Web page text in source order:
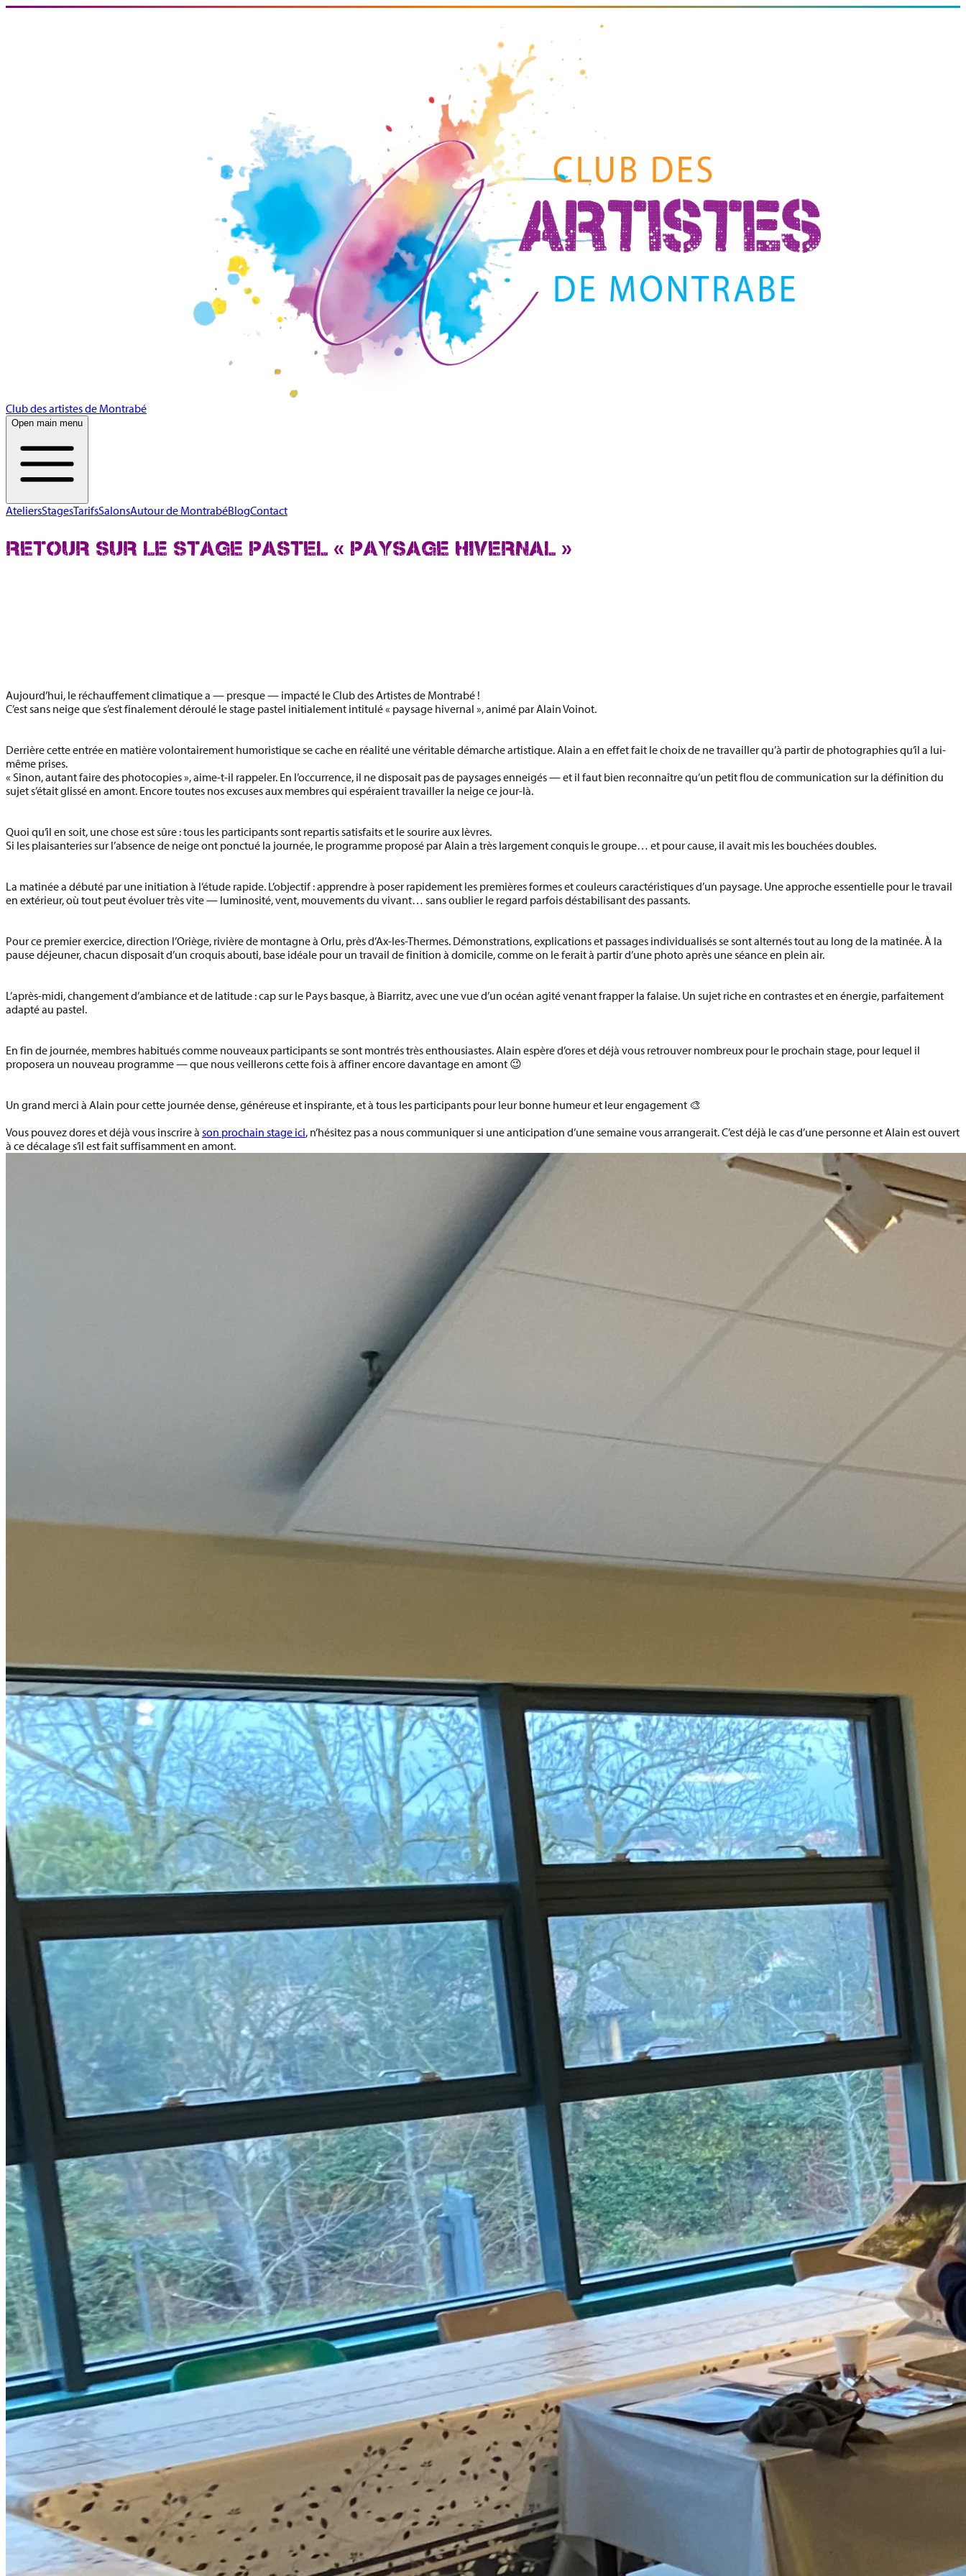
Club des artistes de Montrabé
Open main menu
AteliersStagesTarifsSalonsAutour de MontrabéBlogContact
RETOUR SUR LE STAGE PASTEL « PAYSAGE HIVERNAL »
Aujourd’hui, le réchauffement climatique a — presque — impacté le Club des Artistes de Montrabé !
C’estsans neigeque s’est finalement déroulé le stage pastel initialement intitulé« paysage hivernal », animé parAlain Voinot.
Derrière cette entrée en matière volontairement humoristique se cache en réalité unevéritable démarche artistique. Alain a en effet fait le choix de ne travailler qu’à partir de photographies qu’il a lui-
même prises.
« Sinon, autant faire des photocopies », aime-t-il rappeler. En l’occurrence, il ne disposait pas de paysages enneigés — et il faut bien reconnaître qu’un petit flou de communication sur la définition du
sujet s’était glissé en amont. Encore toutes nos excuses aux membres qui espéraient travailler la neige ce jour-là.
Quoi qu’il en soit, une chose est sûre :tous les participants sont repartis satisfaits et le sourire aux lèvres.
Si les plaisanteries sur l’absence de neige ont ponctué la journée, le programme proposé par Alain a très largement conquis le groupe… et pour cause, il avait mis les bouchées doubles.
La matinée a débuté par une initiation à l’étude rapide. L’objectif : apprendre à poser rapidement les premières formes et couleurs caractéristiques d’un paysage. Une approche essentielle pour le travail
en extérieur, où tout peut évoluer très vite — luminosité, vent, mouvements du vivant… sans oublier le regard parfois déstabilisant des passants.
Pour ce premier exercice, direction l’Oriège, rivière de montagne à Orlu, près d’Ax-les-Thermes. Démonstrations, explications et passages individualisés se sont alternés tout au long de la matinée. À la
pause déjeuner, chacun disposait d’un croquis abouti, base idéale pour un travail de finition à domicile, comme on le ferait à partir d’une photo après une séance en plein air.
L’après-midi, changement d’ambiance et de latitude : cap sur le Pays basque, à Biarritz, avec une vue d’un océan agité venant frapper la falaise. Un sujet riche en contrastes et en énergie, parfaitement
adapté au pastel.
En fin de journée, membres habitués comme nouveaux participants se sont montréstrès enthousiastes. Alain espère d’ores et déjà vous retrouver nombreux pour le prochain stage, pour lequel il
proposera un nouveau programme — que nous veillerons cette fois à affiner encore davantage en amont 😉
Un grand merci à Alain pour cette journée dense, généreuse et inspirante, et à tous les participants pour leur bonne humeur et leur engagement 🎨
Vous pouvez dores et déjà vous inscrire à son prochain stage ici, n’hésitez pas a nous communiquer si une anticipation d’une semaine vous arrangerait. C’est déjà le cas d’une personne et Alain est ouvert
à ce décalage s’il est fait suffisamment en amont.